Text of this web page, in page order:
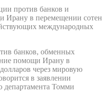
против банков и
Ирану в перемещении сотен
международных
банков, обменных
помощи Ирану в
через мировую
в заявлении
департамента Томми